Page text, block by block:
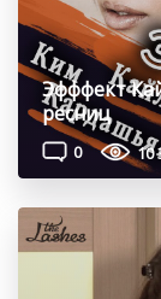
Эфффект
ресниц
0 10